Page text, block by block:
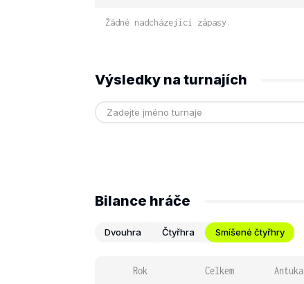
Žádné nadcházející zápasy.
Výsledky na turnajích
Bilance hráče
Dvouhra Čtyřhra Smíšené čtyřhry
Rok Celkem Antuka